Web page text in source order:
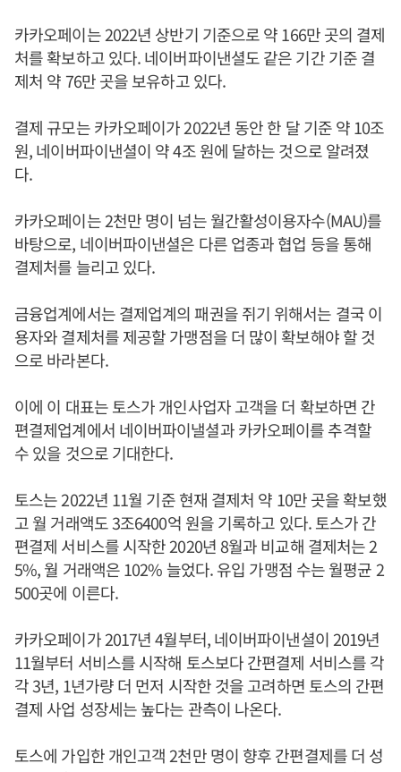
카카오페이는 2022년 상반기 기준으로 약 166만 곳의 결제
처를 확보하고 있다. 네이버파이낸셜도 같은 기간 기준 결
제처 약 76만 곳을 보유하고 있다.
결제 규모는 카카오페이가 2022년 동안 한 달 기준 약 10조
원, 네이버파이낸셜이 약 4조 원에 달하는 것으로 알려졌
다.
카카오페이는 2천만 명이 넘는 월간활성이용자수(MAU)를
바탕으로, 네이버파이낸셜은 다른 업종과 협업 등을 통해
결제처를 늘리고 있다.
금융업계에서는 결제업계의 패권을 쥐기 위해서는 결국 이
용자와 결제처를 제공할 가맹점을 더 많이 확보해야 할 것
으로 바라본다.
이에 이 대표는 토스가 개인사업자 고객을 더 확보하면 간
편결제업계에서 네이버파이낼셜과 카카오페이를 추격할
수 있을 것으로 기대한다.
토스는 2022년 11월 기준 현재 결제처 약 10만 곳을 확보했
고 월 거래액도 3조6400억 원을 기록하고 있다. 토스가 간
편결제 서비스를 시작한 2020년 8월과 비교해 결제처는 2
5%, 월 거래액은 102% 늘었다. 유입 가맹점 수는 월평균 2
500곳에 이른다.
카카오페이가 2017년 4월부터, 네이버파이낸셜이 2019년
11월부터 서비스를 시작해 토스보다 간편결제 서비스를 각
각 3년, 1년가량 더 먼저 시작한 것을 고려하면 토스의 간편
결제 사업 성장세는 높다는 관측이 나온다.
토스에 가입한 개인고객 2천만 명이 향후 간편결제를 더 성